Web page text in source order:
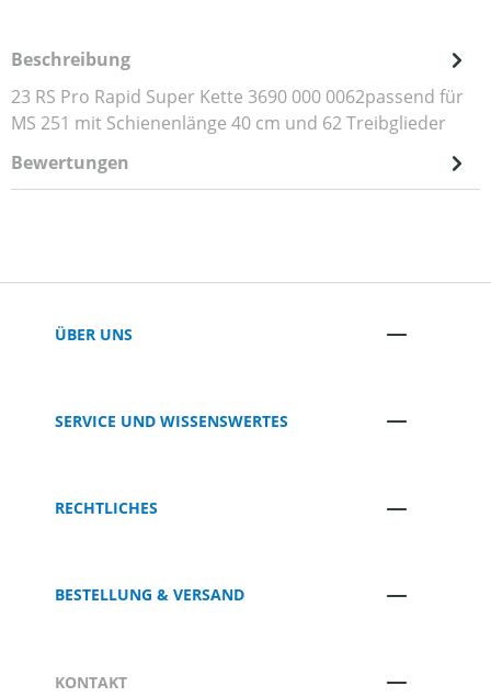
Beschreibung
23 RS Pro Rapid Super Kette 3690 000 0062passend für
MS 251 mit Schienenlänge 40 cm und 62 Treibglieder
Bewertungen
ÜBER UNS
SERVICE UND WISSENSWERTES
RECHTLICHES
BESTELLUNG & VERSAND
KONTAKT